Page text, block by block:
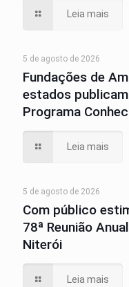
Leia mais
5 de agosto de 2026
Fundações de
estados
Programa
Leia mais
5 de agosto de 2026
Com público
78ª Reunião
Niterói
Leia mais